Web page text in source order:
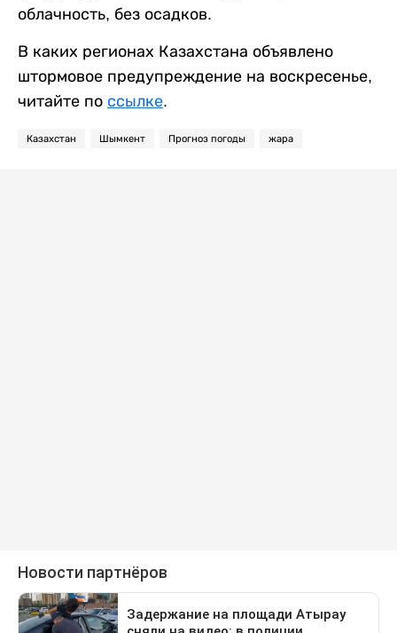
облачность, без осадков.
В каких регионах Казахстана объявлено
штормовое предупреждение на воскресенье,
читайте по ссылке.
Казахстан Шымкент Прогноз погоды жара